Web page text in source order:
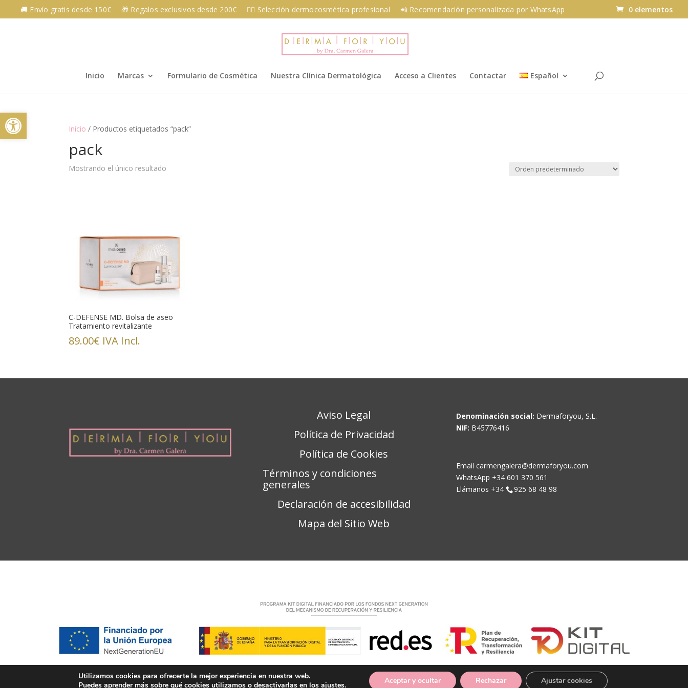
content
Abrir barra de herramientas
🚚 Envío gratis desde 150€ 🎁 Regalos exclusivos desde 200€ 👩‍⚕️ Selección dermocosmética profesional 📲 Recomendación personalizada por WhatsApp 0 elementos
Inicio Marcas Formulario de Cosmética Nuestra Clínica Dermatológica Acceso a Clientes Contactar Español
Inicio / Productos etiquetados “pack”
pack
Mostrando el único resultado
C-DEFENSE MD. Bolsa de aseo
Tratamiento revitalizante
89.00€ IVA Incl.
Aviso Legal
Política de Privacidad
Política de Cookies
Términos y condiciones
generales
Declaración de accesibilidad
Mapa del Sitio Web
Denominación social: Dermaforyou, S.L.
NIF: B45776416
Email carmengalera@dermaforyou.com
WhatsApp +34 601 370 561
Llámanos +34
925 68 48 98
Utilizamos cookies para ofrecerte la mejor experiencia en nuestra web.
Puedes aprender más sobre qué cookies utilizamos o desactivarlas en losajustes. Aceptar y ocultar Rechazar Ajustar cookies